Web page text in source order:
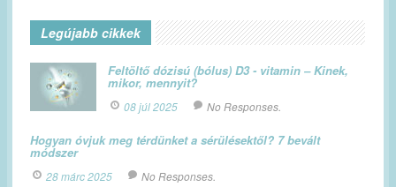
Legújabb cikkek
Feltöltő dózisú (bólus) D3 - vitamin – Kinek,
mikor, mennyit?
08 júl 2025 No Responses.
Hogyan óvjuk meg térdünket a sérülésektől? 7 bevált
módszer
28 márc 2025 No Responses.